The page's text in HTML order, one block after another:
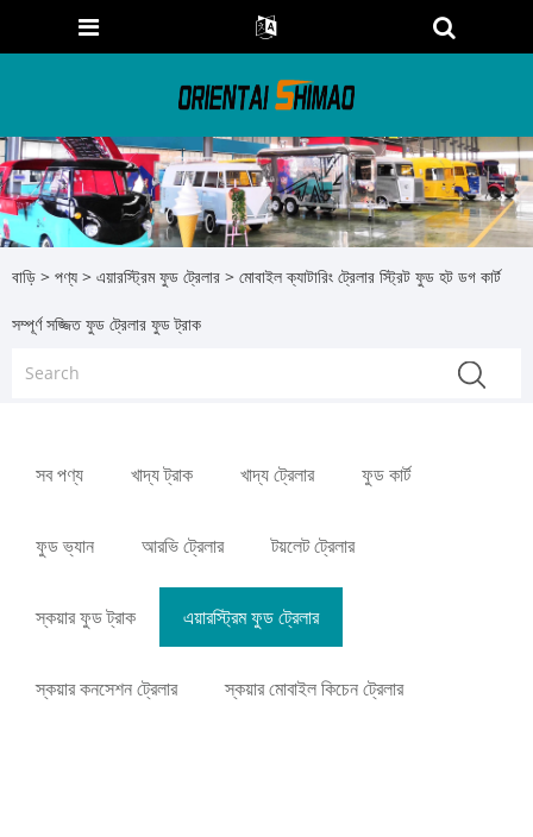
বাড়ি > পণ্য > এয়ারস্ট্রিম ফুড ট্রেলার > মোবাইল ক্যাটারিং ট্রেলার স্ট্রিট ফুড হট ডগ কার্ট
সম্পূর্ণ সজ্জিত ফুড ট্রেলার ফুড ট্রাক
সব পণ্য খাদ্য ট্রাক খাদ্য ট্রেলার ফুড কার্ট
ফুড ভ্যান আরভি ট্রেলার টয়লেট ট্রেলার
স্কয়ার ফুড ট্রাক এয়ারস্ট্রিম ফুড ট্রেলার
স্কয়ার কনসেশন ট্রেলার স্কয়ার মোবাইল কিচেন ট্রেলার